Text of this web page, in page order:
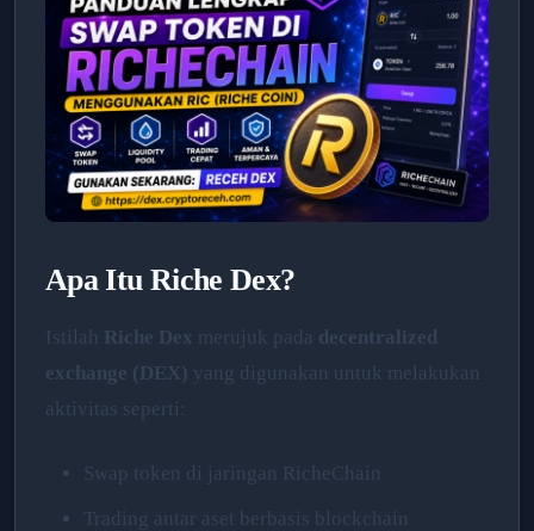
Apa Itu Riche Dex?
Istilah Riche Dex merujuk pada decentralized
exchange (DEX) yang digunakan untuk melakukan
aktivitas seperti:
Swap token di jaringan RicheChain
Trading antar aset berbasis blockchain